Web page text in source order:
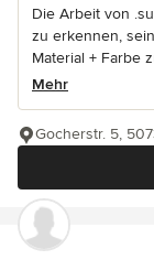
Die Arbeit von
zu erkennen,
Material + Farbe
Mehr
Gocherstr. 5,